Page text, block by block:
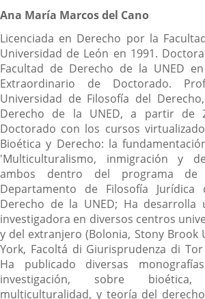
Ana María Marcos del Cano
Licenciada en Derecho por la
Universidad de León en 1991.
Facultad de Derecho de la UNED
Extraordinario de Doctorado.
Universidad de Filosofía del
Derecho de la UNED, a partir de
Doctorado con los cursos
Bioética y Derecho: la
'Multiculturalismo, inmigración y
ambos dentro del programa de
Departamento de Filosofía
Derecho de la UNED; Ha desarrolla
investigadora en diversos centros
y del extranjero (Bolonia, Stony Brook
York, Facoltá di Giurisprudenza di
Ha publicado diversas
investigación, sobre
multiculturalidad, y teoría del